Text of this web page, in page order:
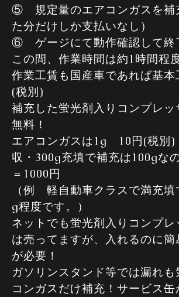
⑤ 規定量のエアコンガスを
た分だけしか支払いなし）
⑥ ゲージにて動作確認して終
この間、作業時間は約1時間程
作業工賃も国産車であれば基本
(税別)
補充した蛍光剤入りコンプレッ
無料！
エアコンガスは1g 10円(税
収・300g充填で補充は100gな
＝1000円
（例 軽自動車クラスで満充填
g程度です。）
ネットでも蛍光剤入りコンプ
は売ってますが、入れるのに
が必要！
ガソリンスタンド等では漏れ
コンガスだけ補充！サービス